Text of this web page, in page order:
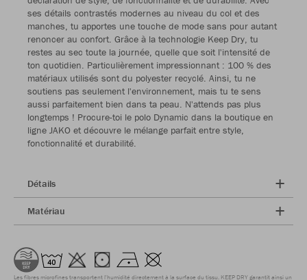
ses détails contrastés modernes au niveau du col et des
manches, tu apportes une touche de mode sans pour autant
renoncer au confort. Grâce à la technologie Keep Dry, tu
restes au sec toute la journée, quelle que soit l'intensité de
ton quotidien. Particulièrement impressionnant : 100 % des
matériaux utilisés sont du polyester recyclé. Ainsi, tu ne
soutiens pas seulement l'environnement, mais tu te sens
aussi parfaitement bien dans ta peau. N'attends pas plus
longtemps ! Procure-toi le polo Dynamic dans la boutique en
ligne JAKO et découvre le mélange parfait entre style,
fonctionnalité et durabilité.
Détails
Matériau
Les fibres microfines transportent l'humidité directement à la surface du tissu. KEEP DRY garantit ainsi un